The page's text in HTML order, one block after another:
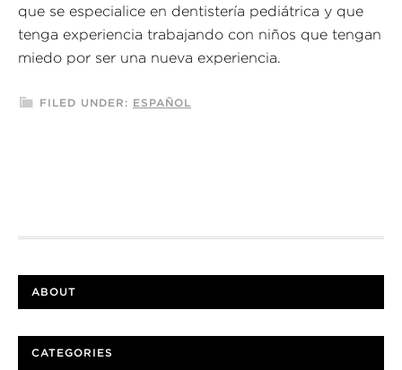
que se especialice en dentistería pediátrica y que
tenga experiencia trabajando con niños que tengan
miedo por ser una nueva experiencia.
FILED UNDER: ESPAÑOL
ABOUT
CATEGORIES